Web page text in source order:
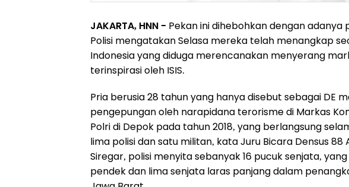
JAKARTA, HNN - Pekan ini dihebohkan dengan adanya
Polisi mengatakan Selasa mereka telah menangkap
Indonesia yang diduga merencanakan menyerang
terinspirasi oleh ISIS.
Pria berusia 28 tahun yang hanya disebut sebagai DE
pengepungan oleh narapidana terorisme di Markas
Polri di Depok pada tahun 2018, yang berlangsung
lima polisi dan satu militan, kata Juru Bicara Densus
Siregar, polisi menyita sebanyak 16 pucuk senjata,
pendek dan lima senjata laras panjang dalam